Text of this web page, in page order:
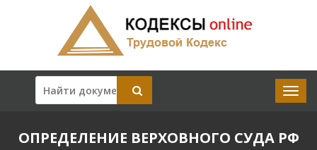
ОПРЕДЕЛЕНИЕ ВЕРХОВНОГО СУДА РФ